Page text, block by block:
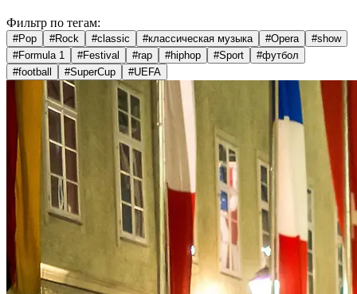
Фильтр по тегам:
#Pop #Rock #classic #классическая музыка #Opera #show
#Formula 1 #Festival #rap #hiphop #Sport #футбол
#football #SuperCup #UEFA